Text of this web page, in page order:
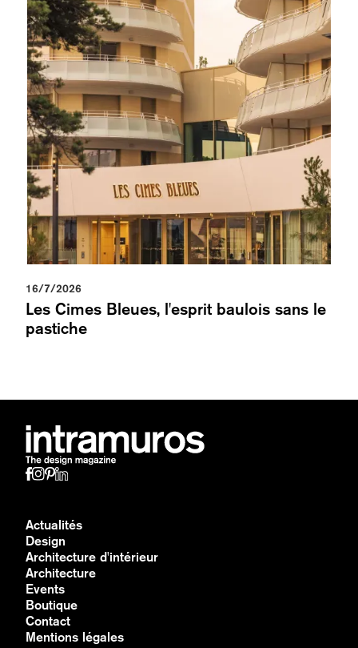
16/7/2026
Les Cimes Bleues, l'esprit baulois sans le
pastiche
Actualités
Design
Architecture d'intérieur
Architecture
Events
Boutique
Contact
Mentions légales